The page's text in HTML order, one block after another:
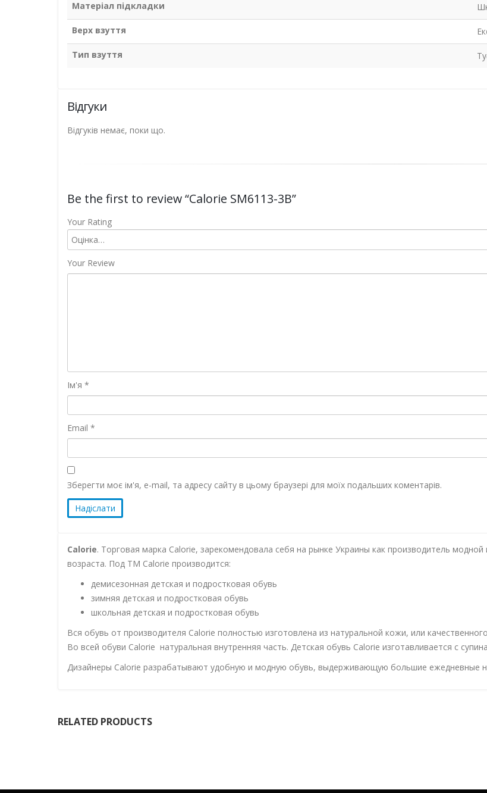
Матеріал підкладки
Верх взуття
Тип взуття
Відгуки
Відгуків немає, поки що.
Be the first to review “Calorie SM6113-3B”
Your Rating
Your Review
Ім'я *
Email *
Зберегти моє ім'я, e-mail, та адресу сайту в цьому браузері для моїх подальших коментарів.
Calorie. Торговая марка Calorie, зарекомендовала себя на рынке Украины как производитель
возраста. Под ТМ Calorie производится:
демисезонная детская и подростковая обувь
зимняя детская и подростковая обувь
школьная детская и подростковая обувь
Вся обувь от производителя Calorie полностью изготовлена из натуральной кожи, или
Во всей обуви Calorie натуральная внутренняя часть. Детская обувь Calorie изготавливается с
Дизайнеры Calorie разрабатывают удобную и модную обувь, выдерживающую большие ежедневные
RELATED PRODUCTS